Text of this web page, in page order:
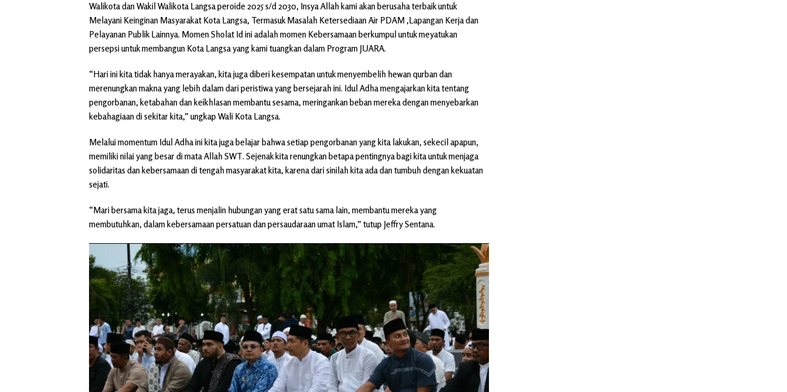
Walikota dan Wakil Walikota Langsa peroide 2025 s/d 2030, Insya Allah kami akan berusaha terbaik untuk
Melayani Keinginan Masyarakat Kota Langsa, Termasuk Masalah Ketersediaan Air PDAM ,Lapangan Kerja dan
Pelayanan Publik Lainnya. Momen Sholat Id ini adalah momen Kebersamaan berkumpul untuk meyatukan
persepsi untuk membangun Kota Langsa yang kami tuangkan dalam Program JUARA.
“Hari ini kita tidak hanya merayakan, kita juga diberi kesempatan untuk menyembelih hewan qurban dan
merenungkan makna yang lebih dalam dari peristiwa yang bersejarah ini. Idul Adha mengajarkan kita tentang
pengorbanan, ketabahan dan keikhlasan membantu sesama, meringankan beban mereka dengan menyebarkan
kebahagiaan di sekitar kita,” ungkap Wali Kota Langsa.
Melalui momentum Idul Adha ini kita juga belajar bahwa setiap pengorbanan yang kita lakukan, sekecil apapun,
memiliki nilai yang besar di mata Allah SWT. Sejenak kita renungkan betapa pentingnya bagi kita untuk menjaga
solidaritas dan kebersamaan di tengah masyarakat kita, karena dari sinilah kita ada dan tumbuh dengan kekuatan
sejati.
“Mari bersama kita jaga, terus menjalin hubungan yang erat satu sama lain, membantu mereka yang
membutuhkan, dalam kebersamaan persatuan dan persaudaraan umat Islam,” tutup Jeffry Sentana.